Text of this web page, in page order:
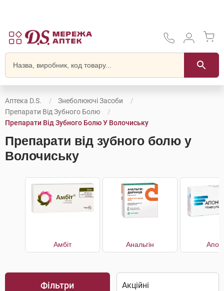
Аптека D.S.
Знеболюючі Засоби
Препарати Від Зубного Болю
Препарати Від Зубного Болю У Волочиську
Препарати від зубного болю у
Волочиську
Амбіт Анальгін
Фільтри